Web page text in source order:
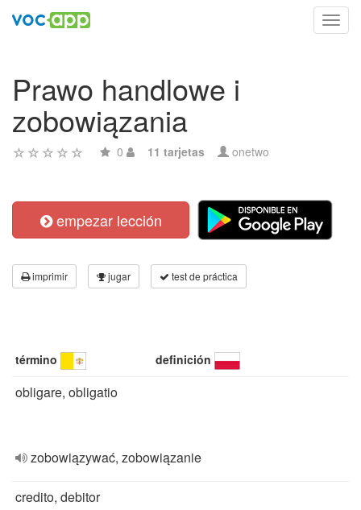
Prawo handlowe i
zobowiązania
0 11 tarjetas onetwo
empezar lección
imprimir jugar test de práctica
término definición
obligare, obligatio
zobowiązywać, zobowiązanie
credito, debitor